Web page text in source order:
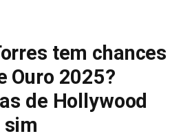
tem chances
Ouro 2025?
de Hollywood
sim